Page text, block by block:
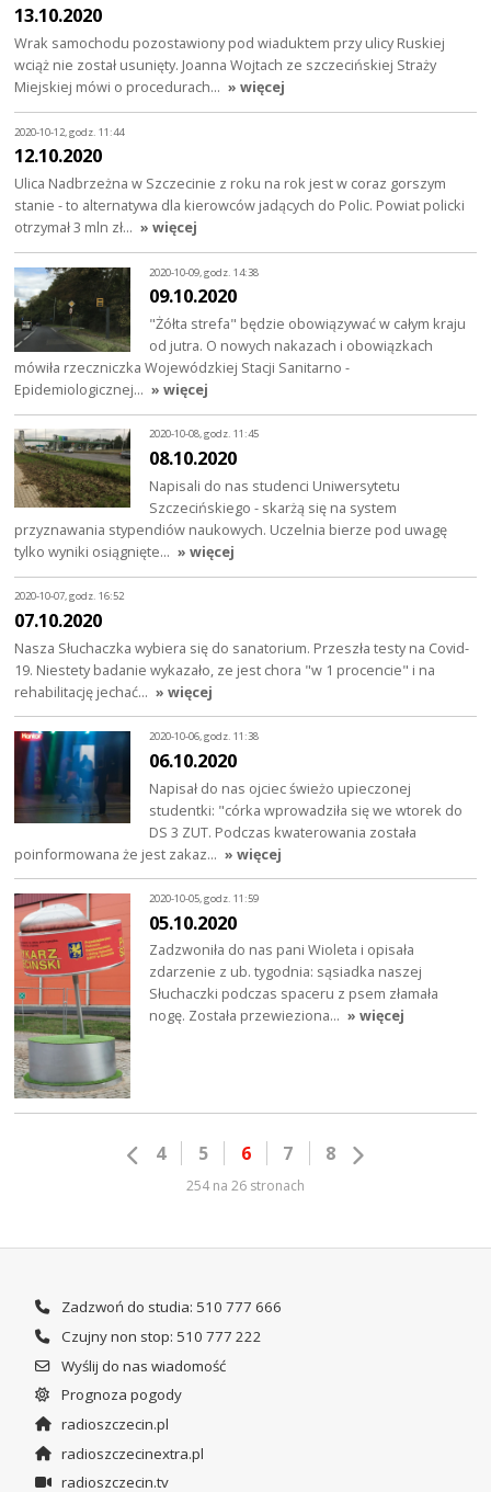
13.10.2020
Wrak samochodu pozostawiony pod wiaduktem przy ulicy Ruskiej
wciąż nie został usunięty. Joanna Wojtach ze szczecińskiej Straży
Miejskiej mówi o procedurach… » więcej
2020-10-12, godz. 11:44
12.10.2020
Ulica Nadbrzeżna w Szczecinie z roku na rok jest w coraz gorszym
stanie - to alternatywa dla kierowców jadących do Polic. Powiat policki
otrzymał 3 mln zł… » więcej
2020-10-09, godz. 14:38
09.10.2020
"Żółta strefa" będzie obowiązywać w całym kraju
od jutra. O nowych nakazach i obowiązkach
mówiła rzeczniczka Wojewódzkiej Stacji Sanitarno -
Epidemiologicznej… » więcej
2020-10-08, godz. 11:45
08.10.2020
Napisali do nas studenci Uniwersytetu
Szczecińskiego - skarżą się na system
przyznawania stypendiów naukowych. Uczelnia bierze pod uwagę
tylko wyniki osiągnięte… » więcej
2020-10-07, godz. 16:52
07.10.2020
Nasza Słuchaczka wybiera się do sanatorium. Przeszła testy na Covid-
19. Niestety badanie wykazało, ze jest chora "w 1 procencie" i na
rehabilitację jechać… » więcej
2020-10-06, godz. 11:38
06.10.2020
Napisał do nas ojciec świeżo upieczonej
studentki: "córka wprowadziła się we wtorek do
DS 3 ZUT. Podczas kwaterowania została
poinformowana że jest zakaz… » więcej
2020-10-05, godz. 11:59
05.10.2020
Zadzwoniła do nas pani Wioleta i opisała
zdarzenie z ub. tygodnia: sąsiadka naszej
Słuchaczki podczas spaceru z psem złamała
nogę. Została przewieziona… » więcej
4 5 6 7 8
254 na 26 stronach
Zadzwoń do studia: 510 777 666
Czujny non stop: 510 777 222
Wyślij do nas wiadomość
Prognoza pogody
radioszczecin.pl
radioszczecinextra.pl
radioszczecin.tv